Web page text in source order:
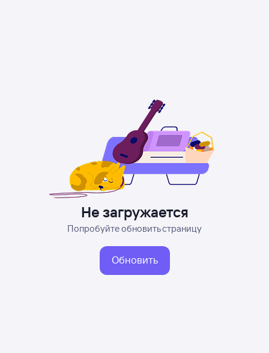
Не загружается
Попробуйте обновить страницу
Обновить